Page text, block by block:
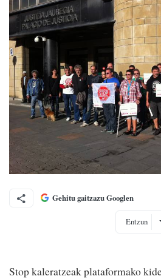
Gehitu gaitzazu Googlen
Entzun
Stop kaleratzeak plataformako